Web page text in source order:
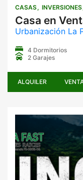
CASAS INVERSIONES
Urbanización La
4 Dormitorios
2 Garajes
ALQUILER